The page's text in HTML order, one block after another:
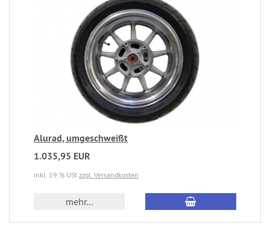
Alurad, umgeschweißt
1.035,95 EUR
inkl. 19 % USt zzgl. Versandkosten
mehr...